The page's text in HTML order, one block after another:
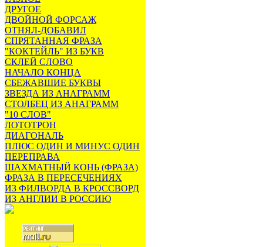
ДРУГОЕ
ДВОЙНОЙ ФОРСАЖ
ОТНЯЛ-ДОБАВИЛ
СПРЯТАННАЯ ФРАЗА
"КОКТЕЙЛЬ" ИЗ БУКВ
СКЛЕЙ СЛОВО
НАЧАЛО КОНЦА
СБЕЖАВШИЕ БУКВЫ
ЗВЕЗДА ИЗ АНАГРАММ
СТОЛБЕЦ ИЗ АНАГРАММ
"10 СЛОВ"
ЛОТОТРОН
ДИАГОНАЛЬ
ПЛЮС ОДИН И МИНУС ОДИН
ПЕРЕПРАВА
ШАХМАТНЫЙ КОНЬ (ФРАЗА)
ФРАЗА В ПЕРЕСЕЧЕНИЯХ
ИЗ ФИЛВОРДА В КРОССВОРД
ИЗ АНГЛИИ В РОССИЮ